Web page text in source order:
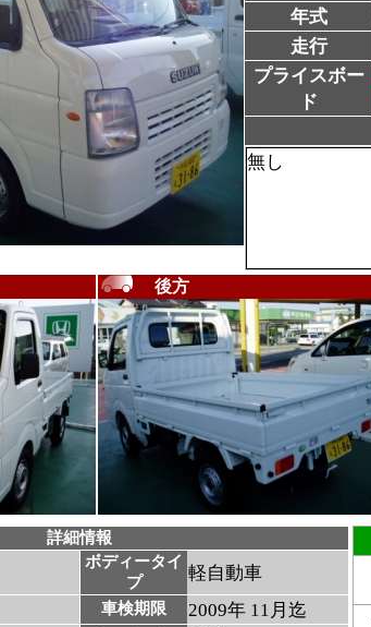
年式
走行
プライスボー
ド
無し
後方
詳細情報
ボディータイ
プ
軽自動車
車検期限 2009年 11月迄